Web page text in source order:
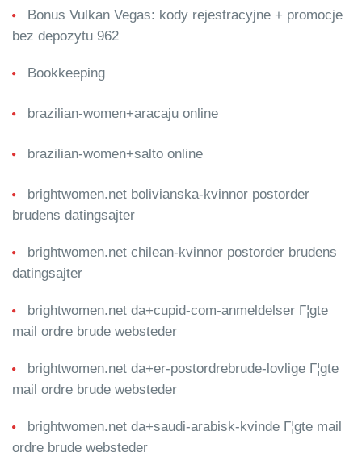
Bonus Vulkan Vegas: kody rejestracyjne + promocje
bez depozytu 962
Bookkeeping
brazilian-women+aracaju online
brazilian-women+salto online
brightwomen.net bolivianska-kvinnor postorder
brudens datingsajter
brightwomen.net chilean-kvinnor postorder brudens
datingsajter
brightwomen.net da+cupid-com-anmeldelser Г¦gte
mail ordre brude websteder
brightwomen.net da+er-postordrebrude-lovlige Г¦gte
mail ordre brude websteder
brightwomen.net da+saudi-arabisk-kvinde Г¦gte mail
ordre brude websteder